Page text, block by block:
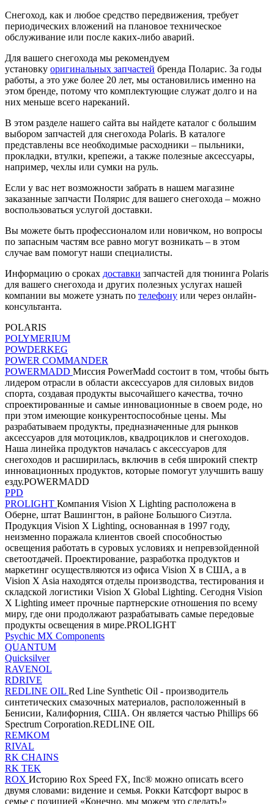
Снегоход, как и любое средство передвижения, требует
периодических вложений на плановое техническое
обслуживание или после каких-либо аварий.
Для вашего снегохода мы рекомендуем
установку оригинальных запчастей бренда Поларис. За годы
работы, а это уже более 20 лет, мы остановились именно на
этом бренде, потому что комплектующие служат долго и на
них меньше всего нареканий.
В этом разделе нашего сайта вы найдете каталог с большим
выбором запчастей для снегохода Polaris. В каталоге
представлены все необходимые расходники – пыльники,
прокладки, втулки, крепежи, а также полезные аксессуары,
например, чехлы или сумки на руль.
Если у вас нет возможности забрать в нашем магазине
заказанные запчасти Полярис для вашего снегохода – можно
воспользоваться услугой доставки.
Вы можете быть профессионалом или новичком, но вопросы
по запасным частям все равно могут возникать – в этом
случае вам помогут наши специалисты.
Информацию о сроках доставки запчастей для тюнинга Polaris
для вашего снегохода и других полезных услугах нашей
компании вы можете узнать по телефону или через онлайн-
консультанта.
POLARIS
POLYMERIUM
POWDERKEG
POWER COMMANDER
POWERMADD Миссия PowerMadd состоит в том, чтобы быть
лидером отрасли в области аксессуаров для силовых видов
спорта, создавая продукты высочайшего качества, точно
спроектированные и самые инновационные в своем роде, но
при этом имеющие конкурентоспособные цены. Мы
разрабатываем продукты, предназначенные для рынков
аксессуаров для мотоциклов, квадроциклов и снегоходов.
Наша линейка продуктов началась с аксессуаров для
снегоходов и расширилась, включив в себя широкий спектр
инновационных продуктов, которые помогут улучшить вашу
езду.POWERMADD
PPD
PROLIGHT Компания Vision X Lighting расположена в
Оберне, штат Вашингтон, в районе Большого Сиэтла.
Продукция Vision X Lighting, основанная в 1997 году,
неизменно поражала клиентов своей способностью
освещения работать в суровых условиях и непревзойденной
светоотдачей. Проектирование, разработка продуктов и
маркетинг осуществляются из офиса Vision X в США, а в
Vision X Asia находятся отделы производства, тестирования и
складской логистики Vision X Global Lighting. Сегодня Vision
X Lighting имеет прочные партнерские отношения по всему
миру, где они продолжают разрабатывать самые передовые
продукты освещения в мире.PROLIGHT
Psychic MX Components
QUANTUM
Quicksilver
RAVENOL
RDRIVE
REDLINE OIL Red Line Synthetic Oil - производитель
синтетических смазочных материалов, расположенный в
Бенисии, Калифорния, США. Он является частью Phillips 66
Spectrum Corporation.REDLINE OIL
REMKOM
RIVAL
RK CHAINS
RK TEK
ROX Историю Rox Speed ​​FX, Inc® можно описать всего
двумя словами: видение и семья. Рокки Катсфорт вырос в
семье с позицией «Конечно, мы можем это сделать!»